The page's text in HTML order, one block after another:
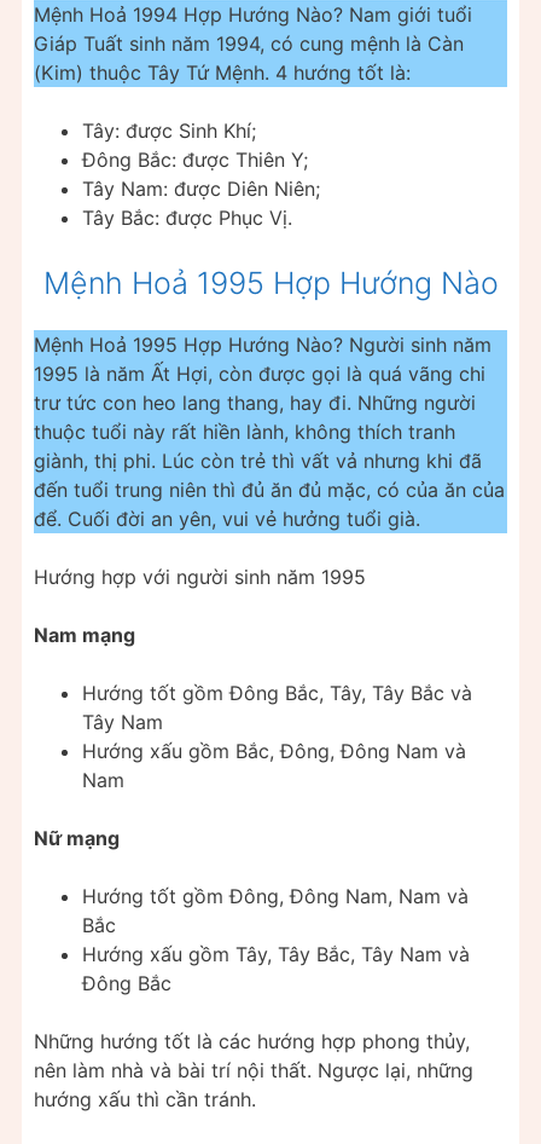
Mệnh Hoả 1994 Hợp Hướng Nào? Nam giới tuổi
Giáp Tuất sinh năm 1994, có cung mệnh là Càn
(Kim) thuộc Tây Tứ Mệnh. 4 hướng tốt là:
Tây: được Sinh Khí;
Đông Bắc: được Thiên Y;
Tây Nam: được Diên Niên;
Tây Bắc: được Phục Vị.
Mệnh Hoả 1995 Hợp Hướng Nào
Mệnh Hoả 1995 Hợp Hướng Nào? Người sinh năm
1995 là năm Ất Hợi, còn được gọi là quá vãng chi
trư tức con heo lang thang, hay đi. Những người
thuộc tuổi này rất hiền lành, không thích tranh
giành, thị phi. Lúc còn trẻ thì vất vả nhưng khi đã
đến tuổi trung niên thì đủ ăn đủ mặc, có của ăn của
để. Cuối đời an yên, vui vẻ hưởng tuổi già.
Hướng hợp với người sinh năm 1995
Nam mạng
Hướng tốt gồm Đông Bắc, Tây, Tây Bắc và
Tây Nam
Hướng xấu gồm Bắc, Đông, Đông Nam và
Nam
Nữ mạng
Hướng tốt gồm Đông, Đông Nam, Nam và
Bắc
Hướng xấu gồm Tây, Tây Bắc, Tây Nam và
Đông Bắc
Những hướng tốt là các hướng hợp phong thủy,
nên làm nhà và bài trí nội thất. Ngược lại, những
hướng xấu thì cần tránh.